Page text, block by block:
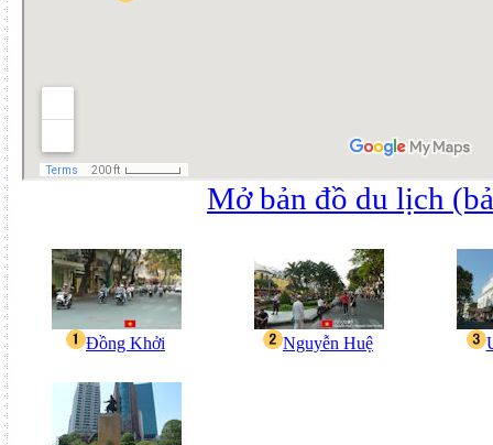
Mở bản đồ du lịch
Đồng Khởi Nguyễn Huệ